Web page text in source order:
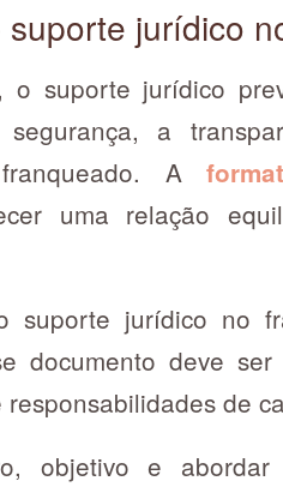
jurídico
o suporte jurídico
a
A
uma relação
suporte jurídico no
documento deve
de
objetivo e abordar